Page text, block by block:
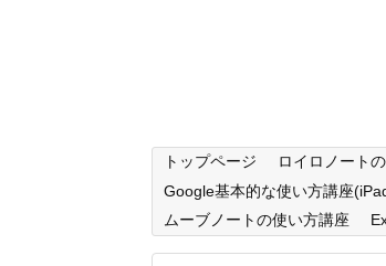
トップページ ロイロノート
Google基本的な使い方講座
ムーブノートの使い方講座